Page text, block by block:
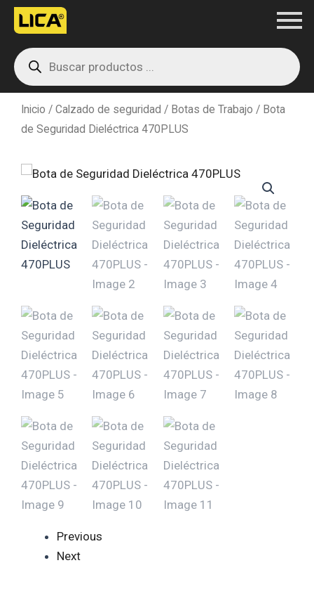
contenido
Products
search
Inicio / Calzado de seguridad / Botas de Trabajo / Bota
de Seguridad Dieléctrica 470PLUS
Previous
Next